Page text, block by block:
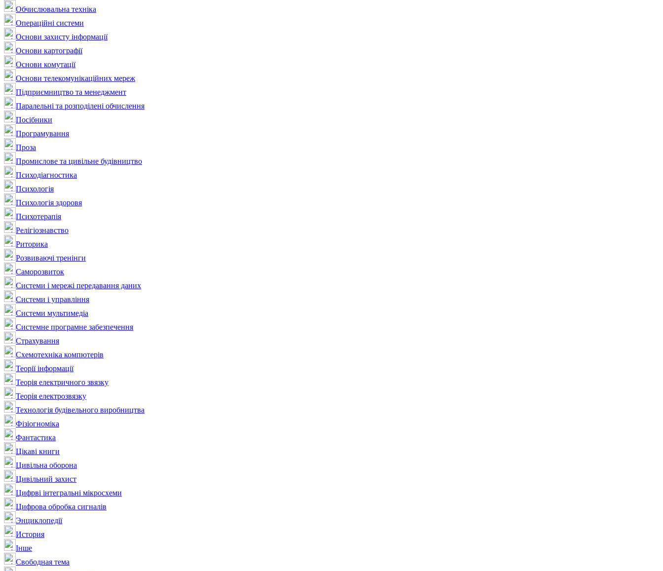
Обчислювальна техніка
Операційні системи
Основи захисту інформації
Основи картографії
Основи комутації
Основи телекомунікаційних мереж
Підприємництво та менеджмент
Паралельні та розподілені обчислення
Посібники
Програмування
Проза
Промислове та цивільне будівництво
Психодіагностика
Психологія
Психологія здоровя
Психотерапія
Релігіознавство
Риторика
Розвиваючі тренінги
Саморозвиток
Системи і мережі передавання даних
Системи і управління
Системи мультимедіа
Системне програмне забезпечення
Страхування
Схемотехніка компютерів
Теорії інформації
Теорія електричного звязку
Теорія електрозвязку
Технологія будівельного виробництва
Фізіогноміка
Фантастика
Цікаві книги
Цивільна оборона
Цивільний захист
Цифрві інтегральні мікросхеми
Цифрова обробка сигналів
Энциклопедії
История
Інше
Свободная тема